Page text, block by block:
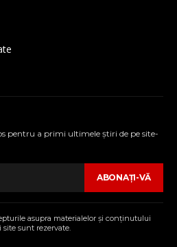
pentru a primi ultimele ştiri de pe site-
ABONAŢI-VĂ
asupra materialelor şi conţinutului
site sunt rezervate.